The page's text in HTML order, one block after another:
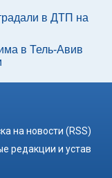
в ДТП на
в Тель-Авив
на новости (RSS)
редакции и устав